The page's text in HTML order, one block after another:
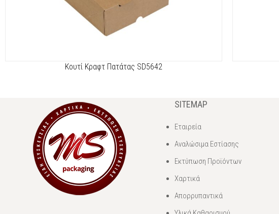
Κουτί Κραφτ Πατάτας SD5642
SITEMAP
Εταιρεία
Αναλώσιμα Εστίασης
Εκτύπωση Προϊόντων
Χαρτικά
Απορρυπαντικά